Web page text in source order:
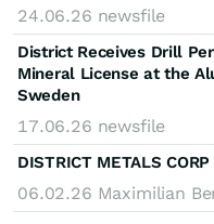
24.06.26 newsfile
District Receives Drill
Mineral License at the
Sweden
17.06.26 newsfile
DISTRICT METALS
06.02.26 Maximilian